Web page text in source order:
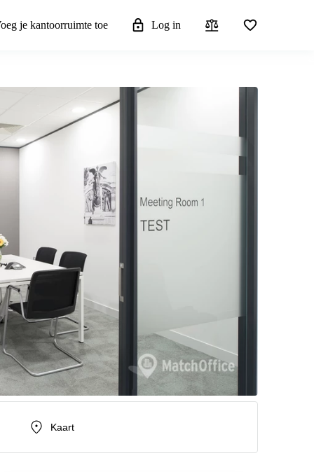
je kantoorruimte toe Log in
Kaart